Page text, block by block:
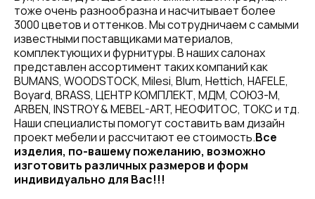
тоже очень разнообразна и насчитывает более
3000 цветов и оттенков. Мы сотрудничаем с самыми
известными поставщиками материалов,
комплектующих и фурнитуры. В наших салонах
представлен ассортимент таких компаний как
BUMANS, WOODSTOCK, Milesi, Blum, Hettich, HAFELE,
Boyard, BRASS, ЦЕНТР КОМПЛЕКТ, МДМ, СОЮЗ-М,
ARBEN, INSTROY & MEBEL-ART, НЕОФИТОС, ТОКС и тд.
Наши специалисты помогут составить вам дизайн
проект мебели и рассчитают ее стоимость.Все
изделия, по-вашему пожеланию, возможно
изготовить различных размеров и форм
индивидуально для Вас!!!